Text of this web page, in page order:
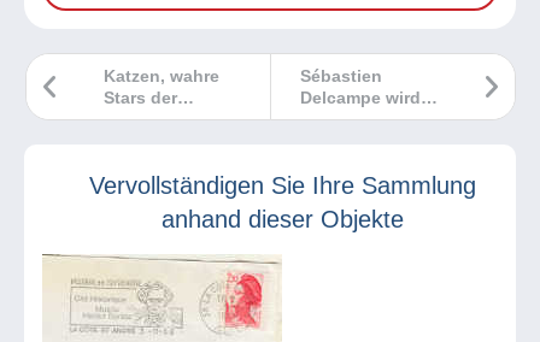
Sébastien
Delcampe wird
Fellow der Royal
Katzen, wahre
Stars der
Kartophilie
Vervollständigen Sie Ihre Sammlung
anhand dieser Objekte